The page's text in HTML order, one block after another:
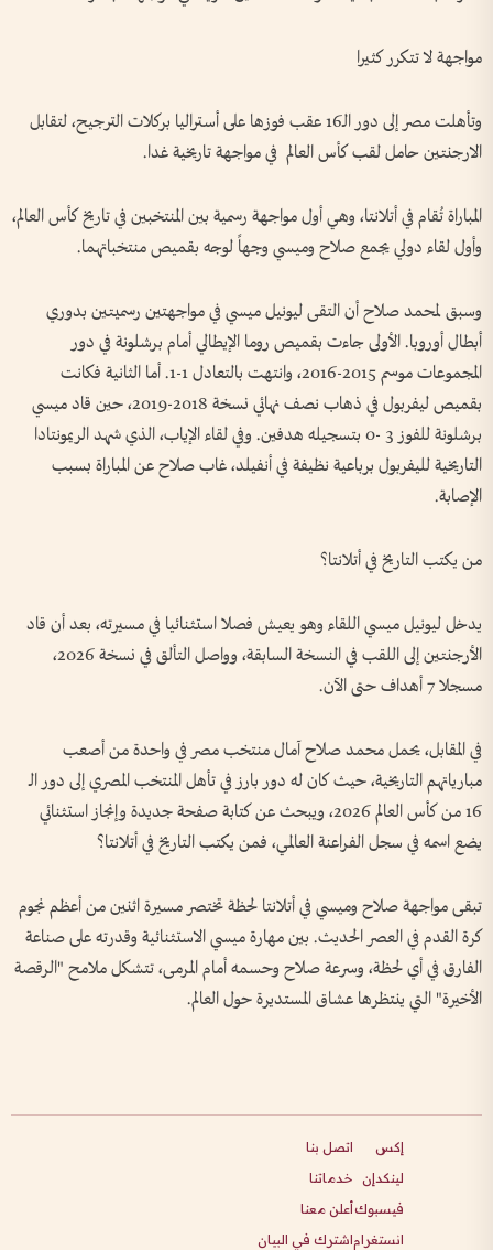
مواجهة لا تتكرر كثيرا
وتأهلت مصر إلى دور الـ16 عقب فوزها على أستراليا بركلات الترجيح، لتقابل
الارجنتين حامل لقب كأس العالم في مواجهة تاريخية غدا.
المباراة تُقام في أتلانتا، وهي أول مواجهة رسمية بين المنتخبين في تاريخ كأس العالم،
وأول لقاء دولي يجمع صلاح وميسي وجهاً لوجه بقميص منتخباتهما.
وسبق لمحمد صلاح أن التقى ليونيل ميسي في مواجهتين رسميتين بدوري
أبطال أوروبا. الأولى جاءت بقميص روما الإيطالي أمام برشلونة في دور
المجموعات موسم 2015-2016، وانتهت بالتعادل 1-1. أما الثانية فكانت
بقميص ليفربول في ذهاب نصف نهائي نسخة 2018-2019، حين قاد ميسي
برشلونة للفوز 3 -0 بتسجيله هدفين. وفي لقاء الإياب، الذي شهد الريمونتادا
التاريخية لليفربول برباعية نظيفة في أنفيلد، غاب صلاح عن المباراة بسبب
الإصابة.
من يكتب التاريخ في أتلانتا؟
يدخل ليونيل ميسي اللقاء وهو يعيش فصلا استثنائيا في مسيرته، بعد أن قاد
الأرجنتين إلى اللقب في النسخة السابقة، وواصل التألق في نسخة 2026،
مسجلا 7 أهداف حتى الآن.
في المقابل، يحمل محمد صلاح آمال منتخب مصر في واحدة من أصعب
مبارياتهم التاريخية، حيث كان له دور بارز في تأهل المنتخب المصري إلى دور الـ
16 من كأس العالم 2026، ويبحث عن كتابة صفحة جديدة وإنجاز استثنائي
يضع اسمه في سجل الفراعنة العالمي، فمن يكتب التاريخ في أتلانتا؟
تبقى مواجهة صلاح وميسي في أتلانتا لحظة تختصر مسيرة اثنين من أعظم نجوم
كرة القدم في العصر الحديث. بين مهارة ميسي الاستثنائية وقدرته على صناعة
الفارق في أي لحظة، وسرعة صلاح وحسمه أمام المرمى، تتشكل ملامح "الرقصة
الأخيرة" التي ينتظرها عشاق المستديرة حول العالم.
إكس
لينكدإن
فيسبوك
انستغرام
اتصل بنا
خدماتنا
أعلن معنا
اشترك في البيان